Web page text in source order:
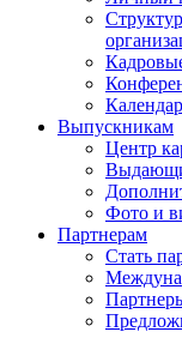
Выпускникам
Центр
Фото и
Партнерам
Стать